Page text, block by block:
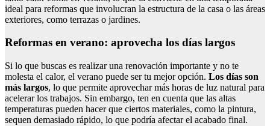
ideal para reformas que involucran la estructura de la casa o las áreas
exteriores, como terrazas o jardines.
Reformas en verano: aprovecha los días largos
Si lo que buscas es realizar una renovación importante y no te
molesta el calor, el verano puede ser tu mejor opción. Los días son
más largos, lo que permite aprovechar más horas de luz natural para
acelerar los trabajos. Sin embargo, ten en cuenta que las altas
temperaturas pueden hacer que ciertos materiales, como la pintura,
sequen demasiado rápido, lo que podría afectar el acabado final.